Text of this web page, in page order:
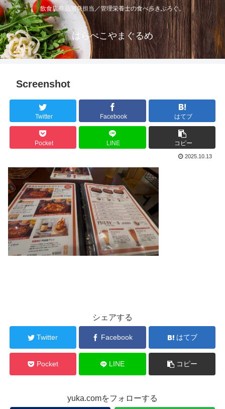
飲食店商品開発担当／管理栄養士の食べ歩きぶろぐ。
はらぺこやまぐるめ
Screenshot
Twitter Facebook はてブ
Pocket LINE コピー
2025.10.13
シェアする
Twitter Facebook はてブ
Pocket LINE コピー
yuka.comをフォローする